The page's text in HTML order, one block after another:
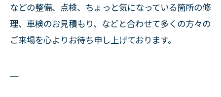
などの整備、点検、ちょっと気になっている箇所の修
理、車検のお見積もり、などと合わせて多くの方々の
ご来場を心よりお待ち申し上げております。